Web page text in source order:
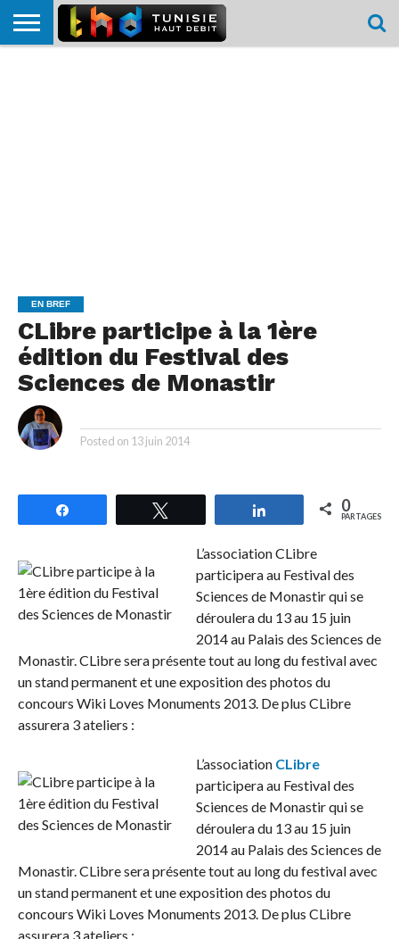
EN BREF
CLibre participe à la 1ère
édition du Festival des
Sciences de Monastir
Posted on 13 juin 2014
Partagez 0
PARTAGES
L’association CLibre
participera au Festival des
Sciences de Monastir qui se
déroulera du 13 au 15 juin
2014 au Palais des Sciences de
Monastir. CLibre sera présente tout au long du festival avec
un stand permanent et une exposition des photos du
concours Wiki Loves Monuments 2013. De plus CLibre
assurera 3 ateliers :
L’association CLibre
participera au Festival des
Sciences de Monastir qui se
déroulera du 13 au 15 juin
2014 au Palais des Sciences de
Monastir. CLibre sera présente tout au long du festival avec
un stand permanent et une exposition des photos du
concours Wiki Loves Monuments 2013. De plus CLibre
assurera 3 ateliers :